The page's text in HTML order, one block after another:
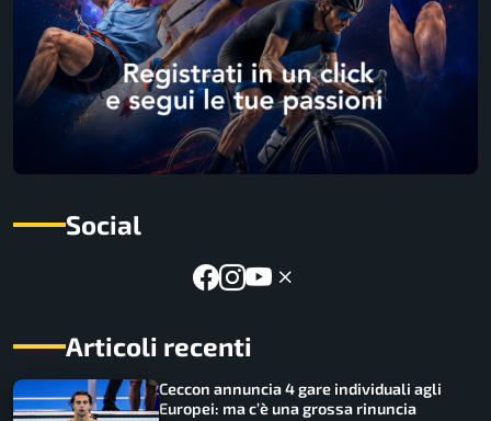
Social
Articoli recenti
Ceccon annuncia 4 gare individuali agli
Europei: ma c’è una grossa rinuncia